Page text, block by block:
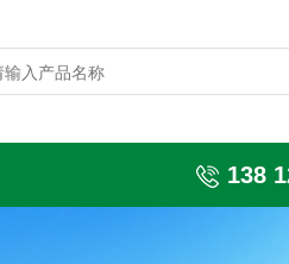
138